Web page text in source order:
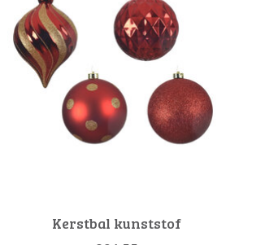
Kerstbal kunststof